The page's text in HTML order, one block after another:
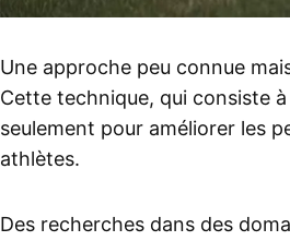
Une approche peu connue
Cette technique, qui consiste
seulement pour améliorer les
athlètes.
Des recherches dans des